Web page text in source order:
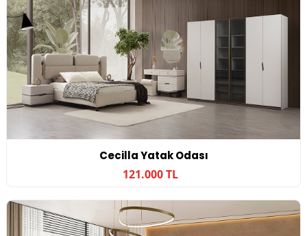
Cecilla Yatak Odası
121.000 TL